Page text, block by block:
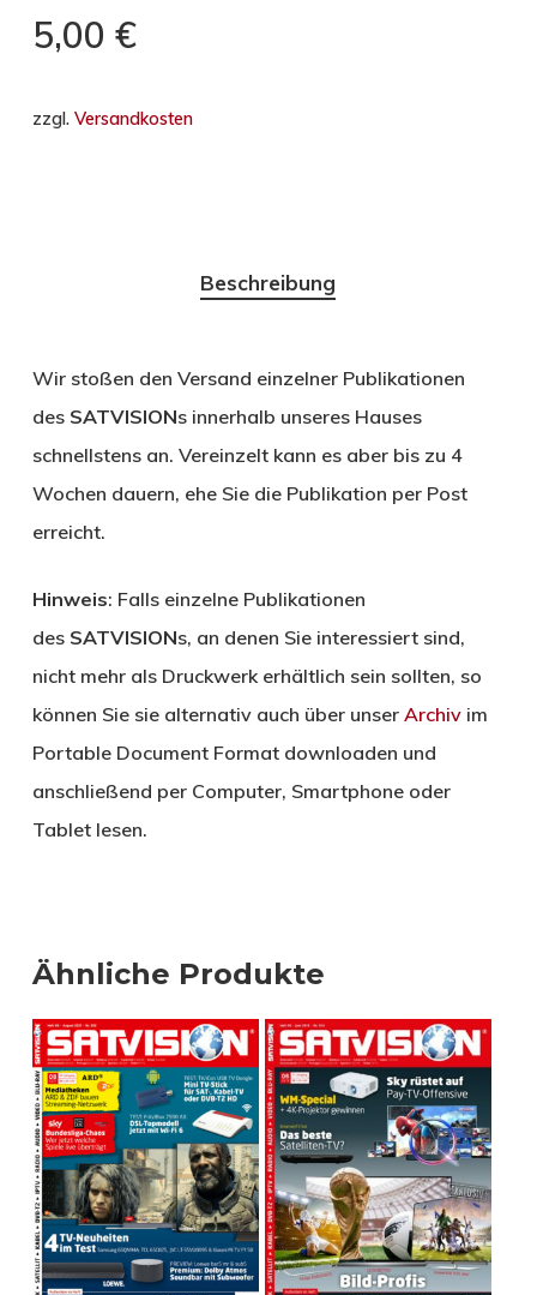
5,00 €
zzgl. Versandkosten
Beschreibung
Wir stoßen den Versand einzelner Publikationen
des SATVISIONs innerhalb unseres Hauses
schnellstens an. Vereinzelt kann es aber bis zu 4
Wochen dauern, ehe Sie die Publikation per Post
erreicht.
Hinweis: Falls einzelne Publikationen
des SATVISIONs, an denen Sie interessiert sind,
nicht mehr als Druckwerk erhältlich sein sollten, so
können Sie sie alternativ auch über unser Archivim
Portable Document Format downloaden und
anschließend per Computer, Smartphone oder
Tablet lesen.
Ähnliche Produkte